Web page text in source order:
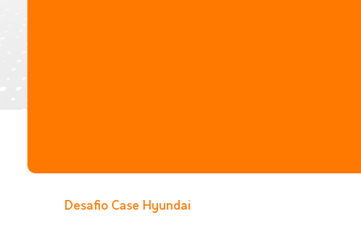
Desafio Case Hyundai